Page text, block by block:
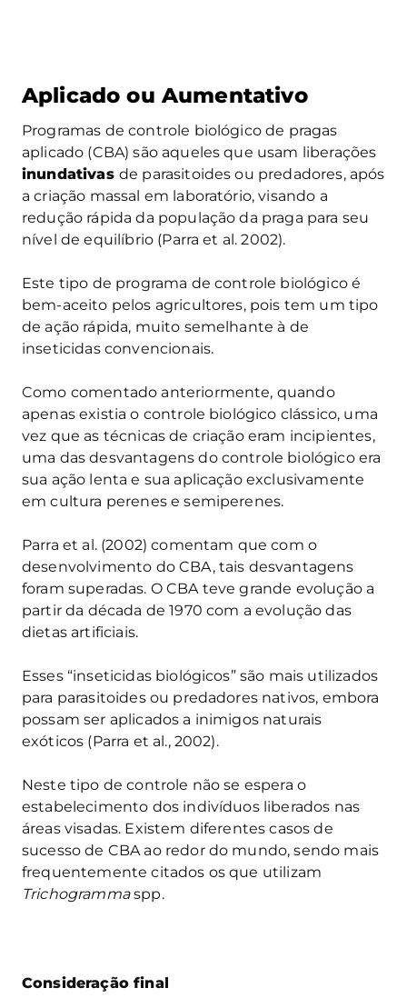
Aplicado ou Aumentativo
Programas de controle biológico de pragas
aplicado (CBA) são aqueles que usam liberações
inundativas de parasitoides ou predadores, após
a criação massal em laboratório, visando a
redução rápida da população da praga para seu
nível de equilíbrio (Parra et al. 2002).
Este tipo de programa de controle biológico é
bem-aceito pelos agricultores, pois tem um tipo
de ação rápida, muito semelhante à de
inseticidas convencionais.
Como comentado anteriormente, quando
apenas existia o controle biológico clássico, uma
vez que as técnicas de criação eram incipientes,
uma das desvantagens do controle biológico era
sua ação lenta e sua aplicação exclusivamente
em cultura perenes e semiperenes.
Parra et al. (2002) comentam que com o
desenvolvimento do CBA, tais desvantagens
foram superadas. O CBA teve grande evolução a
partir da década de 1970 com a evolução das
dietas artificiais.
Esses “inseticidas biológicos” são mais utilizados
para parasitoides ou predadores nativos, embora
possam ser aplicados a inimigos naturais
exóticos (Parra et al., 2002).
Neste tipo de controle não se espera o
estabelecimento dos indivíduos liberados nas
áreas visadas. Existem diferentes casos de
sucesso de CBA ao redor do mundo, sendo mais
frequentemente citados os que utilizam
Trichogrammaspp.
Consideração final